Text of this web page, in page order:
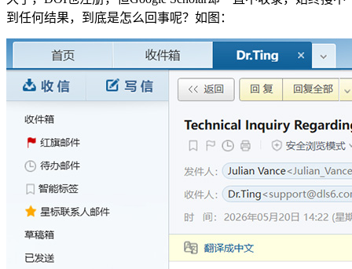
到任何结果，到底是怎么回事呢？如图：